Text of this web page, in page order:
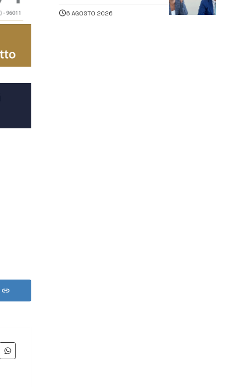
comunità e il territorio
6 AGOSTO 2026